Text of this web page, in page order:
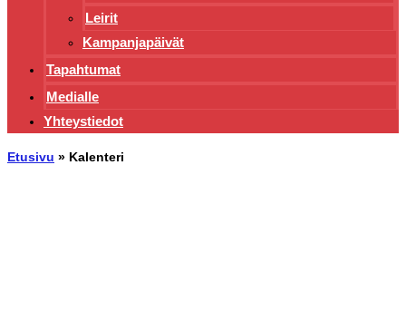
Leirit
Kampanjapäivät
Tapahtumat
Medialle
Yhteystiedot
Etusivu » Kalenteri